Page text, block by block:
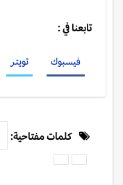
تابعنا في :
فيسبوك تويتر
كلمات مفتاحية: